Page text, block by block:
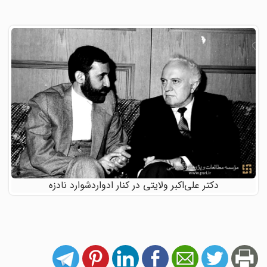
دکتر علی‌اکبر ولایتی در کنار ادواردشوارد نادزه